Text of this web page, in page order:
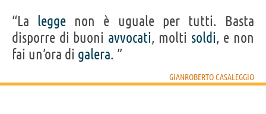
“La legge non è uguale per tutti. Basta
disporre di buoni avvocati, molti soldi, e non
fai un’ora di galera. ”
GIANROBERTO CASALEGGIO